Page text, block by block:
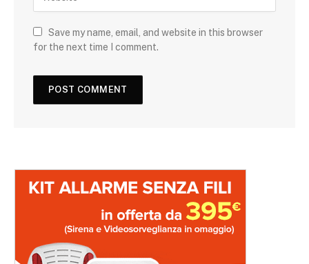
Save my name, email, and website in this browser
for the next time I comment.